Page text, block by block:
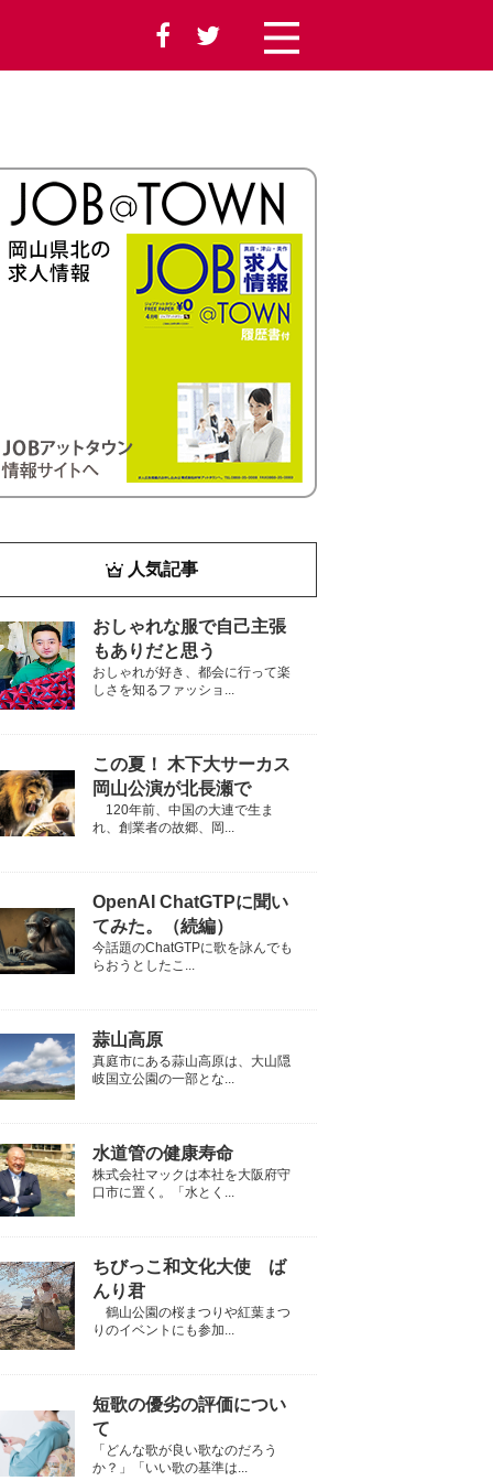
人気記事
おしゃれな服で自己主張
もありだと思う
おしゃれが好き、都会に行って楽
しさを知るファッショ...
この夏！ 木下大サーカス
岡山公演が北長瀬で
120年前、中国の大連で生ま
れ、創業者の故郷、岡...
OpenAI ChatGTPに聞い
てみた。（続編）
今話題のChatGTPに歌を詠んでも
らおうとしたこ...
蒜山高原
真庭市にある蒜山高原は、大山隠
岐国立公園の一部とな...
水道管の健康寿命
株式会社マックは本社を大阪府守
口市に置く。「水とく...
ちびっこ和文化大使 ば
んり君
鶴山公園の桜まつりや紅葉まつ
りのイベントにも参加...
短歌の優劣の評価につい
て
「どんな歌が良い歌なのだろう
か？」「いい歌の基準は...